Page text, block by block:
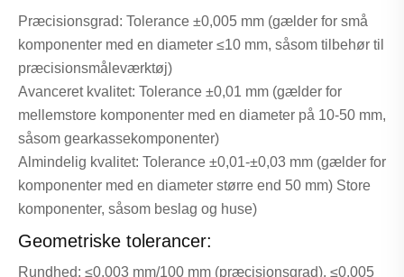
Præcisionsgrad: Tolerance ±0,005 mm (gælder for små
komponenter med en diameter ≤10 mm, såsom tilbehør til
præcisionsmåleværktøj)
Avanceret kvalitet: Tolerance ±0,01 mm (gælder for
mellemstore komponenter med en diameter på 10-50 mm,
såsom gearkassekomponenter)
Almindelig kvalitet: Tolerance ±0,01-±0,03 mm (gælder for
komponenter med en diameter større end 50 mm) Store
komponenter, såsom beslag og huse)
Geometriske tolerancer:
Rundhed: ≤0,003 mm/100 mm (præcisionsgrad), ≤0,005